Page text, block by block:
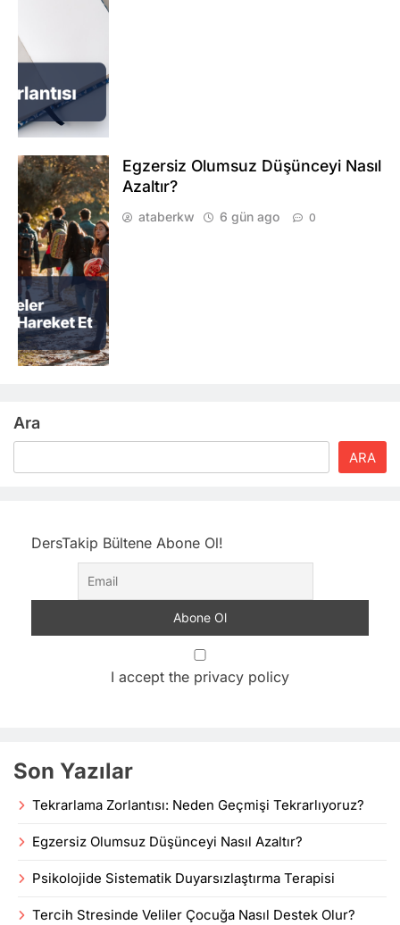
Egzersiz Olumsuz Düşünceyi Nasıl
Azaltır?
ataberkw 6 gün ago 0
Ara
ARA
DersTakip Bültene Abone Ol!
I accept the privacy policy
Son Yazılar
Tekrarlama Zorlantısı: Neden Geçmişi Tekrarlıyoruz?
Egzersiz Olumsuz Düşünceyi Nasıl Azaltır?
Psikolojide Sistematik Duyarsızlaştırma Terapisi
Tercih Stresinde Veliler Çocuğa Nasıl Destek Olur?